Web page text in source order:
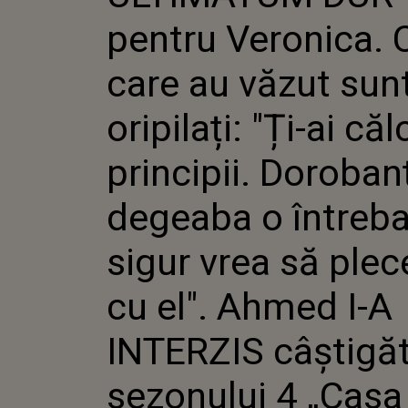
CĂLCAT
DACĂ
PLECE
A
IUBIRII”
pentru Veronica.
care au văzut
oripilați: "Ți-ai
principii.
degeaba o
sigur vrea să
cu el". Ahmed I-A
INTERZIS
sezonului 4 „Casa